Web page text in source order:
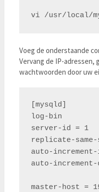
Voeg de onderstaande
Vervang de IP-adressen,
wachtwoorden door uw
[mysqld]
log-bin
server-id = 1
replicate-
auto-
auto-
master-host =